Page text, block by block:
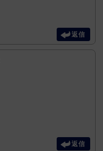
返信
返信